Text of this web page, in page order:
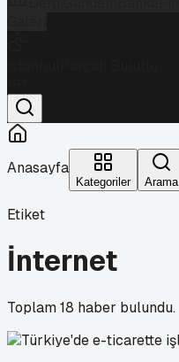
Anasayfa
Kategoriler Arama
Etiket
İnternet
Toplam18 haber bulundu.